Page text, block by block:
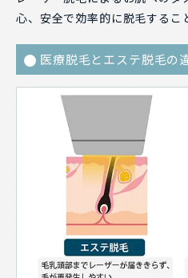
心、安全で効率的に脱毛するこ
医療脱毛とエステ脱毛の